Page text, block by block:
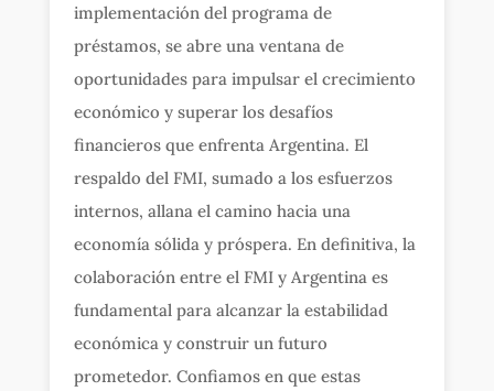
implementación del programa de
préstamos, se abre una ventana de
oportunidades para impulsar el crecimiento
económico y superar los desafíos
financieros que enfrenta Argentina. El
respaldo del FMI, sumado a los esfuerzos
internos, allana el camino hacia una
economía sólida y próspera. En definitiva, la
colaboración entre el FMI y Argentina es
fundamental para alcanzar la estabilidad
económica y construir un futuro
prometedor. Confiamos en que estas